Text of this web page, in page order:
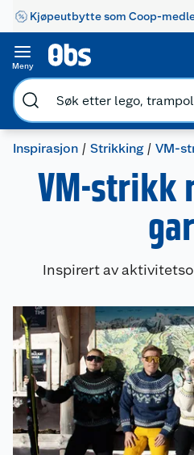
Kjøpeutbytte som Coop-
Meny
Inspirasjon Strikking VM-
VM-strikk
Inspirert av